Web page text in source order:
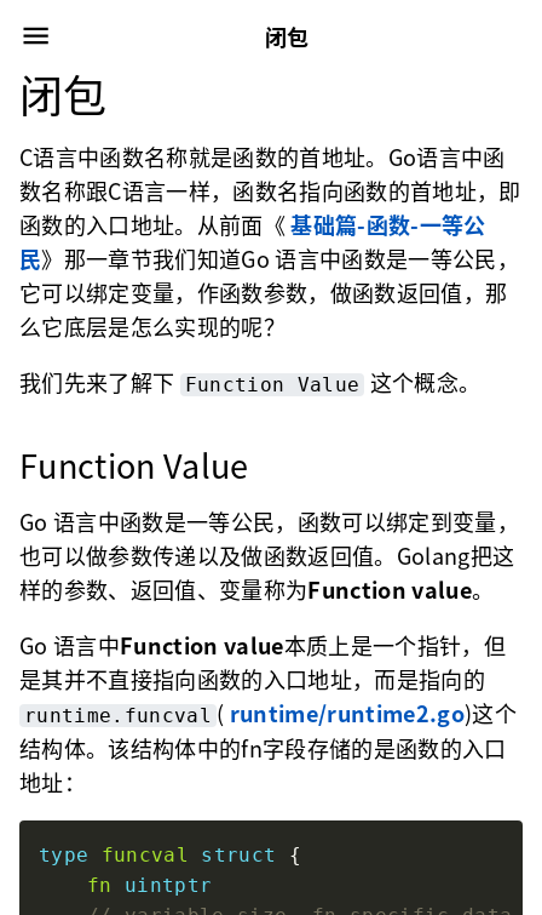
闭包
闭包
C语言中函数名称就是函数的首地址。Go语言中函
数名称跟C语言一样，函数名指向函数的首地址，即
函数的入口地址。从前面《基础篇-函数-一等公
民》那一章节我们知道Go 语言中函数是一等公民，
它可以绑定变量，作函数参数，做函数返回值，那
么它底层是怎么实现的呢？
我们先来了解下 Function Value 这个概念。
Function Value
Go 语言中函数是一等公民，函数可以绑定到变量，
也可以做参数传递以及做函数返回值。Golang把这
样的参数、返回值、变量称为Function value。
Go 语言中Function value本质上是一个指针，但
是其并不直接指向函数的入口地址，而是指向的
runtime.funcval ( runtime/runtime2.go)这个
结构体。该结构体中的fn字段存储的是函数的入口
地址：
type funcval struct
fn
uintptr